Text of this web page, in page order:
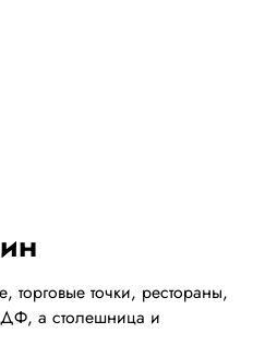
точки, рестораны,
а столешница и